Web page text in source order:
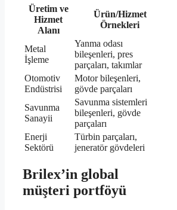
Üretim ve
Hizmet
Alanı
Ürün/Hizmet
Örnekleri
Metal
İşleme
Yanma odası
bileşenleri, pres
parçaları, takımlar
Otomotiv
Endüstrisi
Motor bileşenleri,
gövde parçaları
Savunma
Sanayii
Savunma sistemleri
bileşenleri, gövde
parçaları
Enerji
Sektörü
Türbin parçaları,
jeneratör gövdeleri
Brilex’in global
müşteri portföyü